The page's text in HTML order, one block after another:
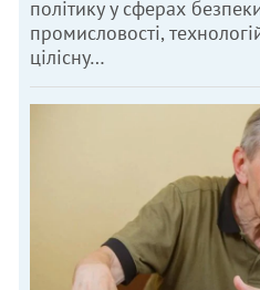
політику у сферах
промисловості,
цілісну…